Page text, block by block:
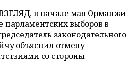
ВЗГЛЯД, в начале мая Орманжи
парламентских выборов в
законодательного
объяснил отмену
со стороны